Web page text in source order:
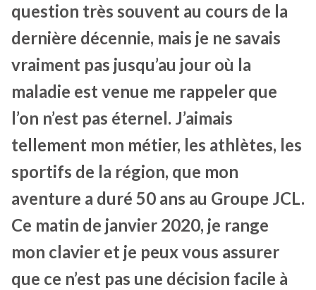
question très souvent au cours de la
dernière décennie, mais je ne savais
vraiment pas jusqu’au jour où la
maladie est venue me rappeler que
l’on n’est pas éternel. J’aimais
tellement mon métier, les athlètes, les
sportifs de la région, que mon
aventure a duré 50 ans au Groupe JCL.
Ce matin de janvier 2020, je range
mon clavier et je peux vous assurer
que ce n’est pas une décision facile à